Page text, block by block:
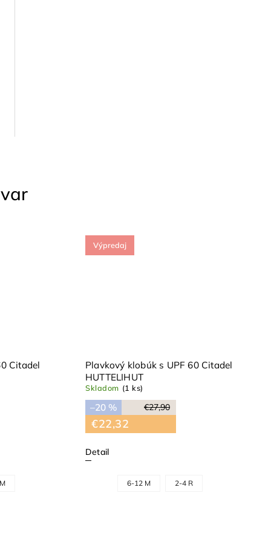
Citadel
Výpredaj
Plavkový klobúk s UPF 60 Citadel
HUTTELIHUT
Skladom (1 ks)
€27,90
–20 %
€22,32
Detail
6-12 M 2-4 R